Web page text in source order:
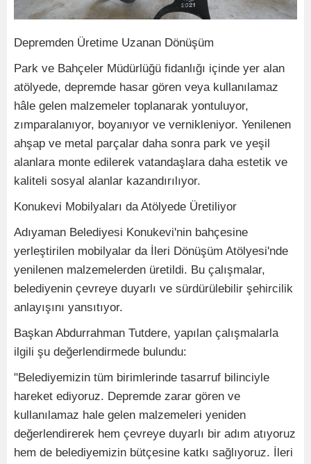
Depremden Üretime Uzanan Dönüşüm
Park ve Bahçeler Müdürlüğü fidanlığı içinde yer alan
atölyede, depremde hasar gören veya kullanılamaz
hâle gelen malzemeler toplanarak yontuluyor,
zımparalanıyor, boyanıyor ve vernikleniyor. Yenilenen
ahşap ve metal parçalar daha sonra park ve yeşil
alanlara monte edilerek vatandaşlara daha estetik ve
kaliteli sosyal alanlar kazandırılıyor.
Konukevi Mobilyaları da Atölyede Üretiliyor
Adıyaman Belediyesi Konukevi'nin bahçesine
yerleştirilen mobilyalar da İleri Dönüşüm Atölyesi'nde
yenilenen malzemelerden üretildi. Bu çalışmalar,
belediyenin çevreye duyarlı ve sürdürülebilir şehircilik
anlayışını yansıtıyor.
Başkan Abdurrahman Tutdere, yapılan çalışmalarla
ilgili şu değerlendirmede bulundu:
"Belediyemizin tüm birimlerinde tasarruf bilinciyle
hareket ediyoruz. Depremde zarar gören ve
kullanılamaz hale gelen malzemeleri yeniden
değerlendirerek hem çevreye duyarlı bir adım atıyoruz
hem de belediyemizin bütçesine katkı sağlıyoruz. İleri